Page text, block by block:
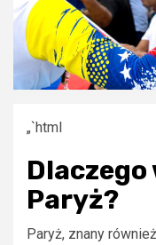
„`html
Paryż?
Paryż, znany